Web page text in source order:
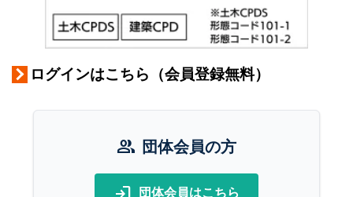
ログインはこちら（会員登録無料）
group 団体会員の方
団体会員はこちら